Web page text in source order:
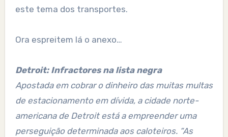
este tema dos transportes.
Ora espreitem lá o anexo…
Detroit: Infractores na lista negra
Apostada em cobrar o dinheiro das muitas multas
de estacionamento em dívida, a cidade norte-
americana de Detroit está a empreender uma
perseguição determinada aos caloteiros. “As